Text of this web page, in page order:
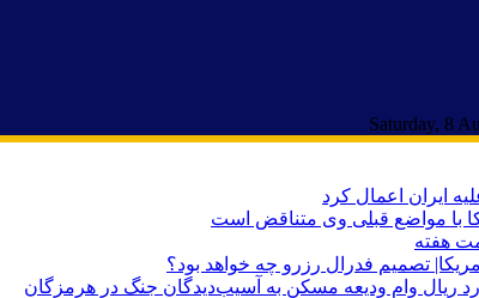
ایران اعمال کرد
با مواضع قبلی وی متناقض است
هفته
تصمیم فدرال رزرو چه خواهد بود؟